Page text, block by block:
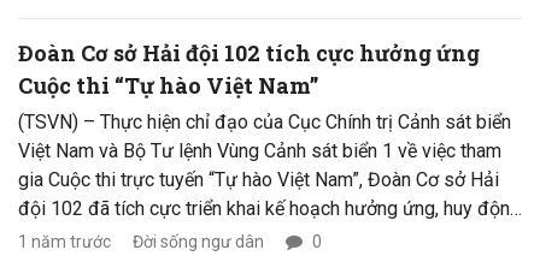
Đoàn Cơ sở Hải đội 102 tích cực hưởng ứng
Cuộc thi “Tự hào Việt Nam”
(TSVN) – Thực hiện chỉ đạo của Cục Chính trị Cảnh sát biển
Việt Nam và Bộ Tư lệnh Vùng Cảnh sát biển 1 về việc tham
gia Cuộc thi trực tuyến “Tự hào Việt Nam”, Đoàn Cơ sở Hải
đội 102 đã tích cực triển khai kế hoạch hưởng ứng, huy động
sự tham gia của toàn thể cán bộ, đoàn viên, thanh niên và
1 năm trước Đời sống ngư dân 0